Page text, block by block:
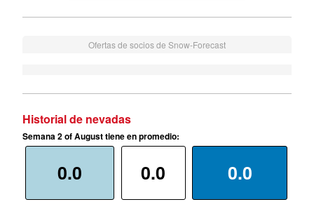
Ofertas de socios de Snow-Forecast
Historial de nevadas
Semana 2 of August tiene en promedio:
0.0 0.0 0.0